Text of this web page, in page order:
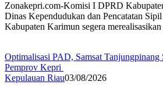
Zonakepri.com-Komisi I DPRD
Dinas Kependudukan dan Pencatatan
Kabupaten Karimun segera
Optimalisasi PAD, Samsat
Pemprov Kepri
Kepulauan Riau03/08/2026